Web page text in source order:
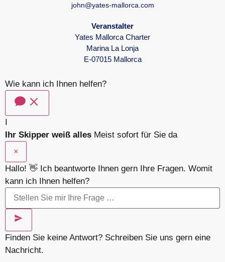
john@yates-mallorca.com
Veranstalter
Yates Mallorca Charter
Marina La Lonja
E-07015 Mallorca
Wie kann ich Ihnen helfen?
I
Ihr Skipper weiß alles Meist sofort für Sie da
×
Hallo! 👋 Ich beantworte Ihnen gern Ihre Fragen. Womit
kann ich Ihnen helfen?
Finden Sie keine Antwort? Schreiben Sie uns gern eine
Nachricht.